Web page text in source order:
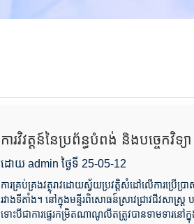
ការវិវត្តន៍នៃប្រព័ន្ធបំពង់ និងបច្ចេកវិទ្យា
ដោយ admin ថ្ងៃទី 25-05-12
ការគ្រប់គ្រងវត្ថុរាវដោយស្វ័យប្រវត្តិសំដៅលើការប្រើប្រ
រវាងទីតាំង។ នៅក្នុងមន្ទីរពិសោធន៍ស្រាវជ្រាវជីវសាស្រ្
ទោះបីជាការផ្ទេរកម្រិតណាណូលីតត្រូវបានទាមទារនៅ